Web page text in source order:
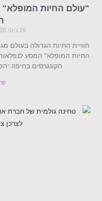
"עולם החיות
29 ביוני 2026
חוויית החיות הגדולה בעולם
החיות המופלא" המסע
הקונגרסים בחיפה